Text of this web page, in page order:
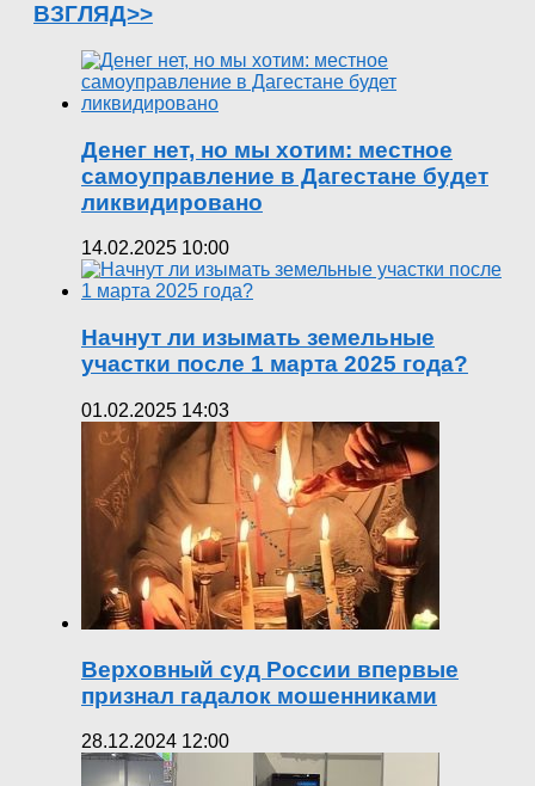
ВЗГЛЯД>>
Денег нет, но мы хотим: местное
самоуправление в Дагестане будет
ликвидировано
14.02.2025 10:00
Начнут ли изымать земельные
участки после 1 марта 2025 года?
01.02.2025 14:03
Верховный суд России впервые
признал гадалок мошенниками
28.12.2024 12:00